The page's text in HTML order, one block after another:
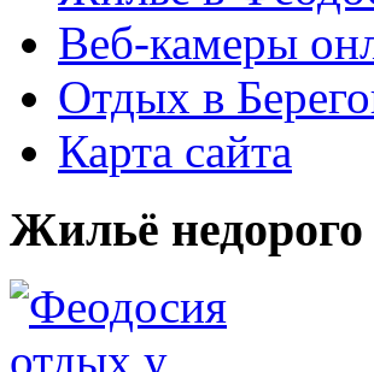
Веб-камеры
Отдых в
Карта сайта
Жильё недорого